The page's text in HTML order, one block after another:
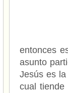
entonces
asunto
Jesús es
cual tiende